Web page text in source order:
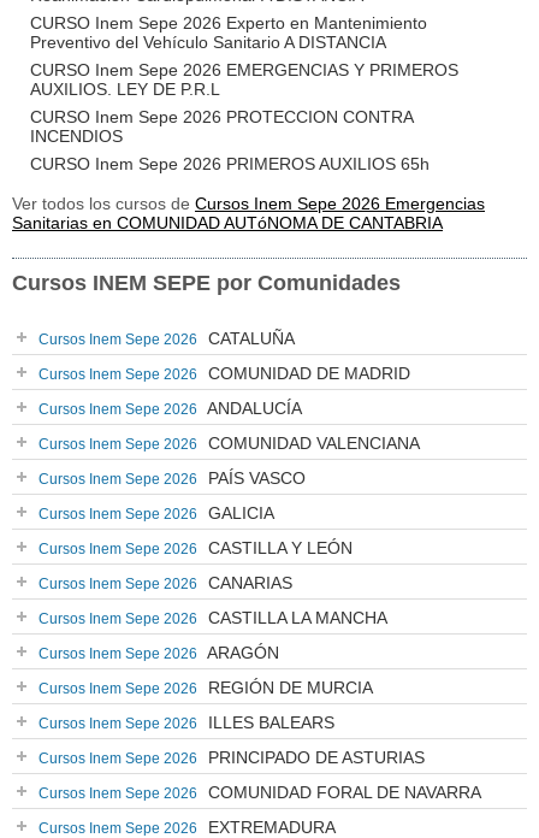
CURSO Inem Sepe 2026 Experto en Mantenimiento
Preventivo del Vehículo Sanitario A DISTANCIA
CURSO Inem Sepe 2026 EMERGENCIAS Y PRIMEROS
AUXILIOS. LEY DE P.R.L
CURSO Inem Sepe 2026 PROTECCION CONTRA
INCENDIOS
CURSO Inem Sepe 2026 PRIMEROS AUXILIOS 65h
Ver todos los cursos de Cursos Inem Sepe 2026 Emergencias
Sanitarias en COMUNIDAD AUTóNOMA DE CANTABRIA
Cursos INEM SEPE por Comunidades
Cursos Inem Sepe 2026 CATALUÑA
Cursos Inem Sepe 2026 COMUNIDAD DE MADRID
Cursos Inem Sepe 2026 ANDALUCÍA
Cursos Inem Sepe 2026 COMUNIDAD VALENCIANA
Cursos Inem Sepe 2026 PAÍS VASCO
Cursos Inem Sepe 2026 GALICIA
Cursos Inem Sepe 2026 CASTILLA Y LEÓN
Cursos Inem Sepe 2026 CANARIAS
Cursos Inem Sepe 2026 CASTILLA LA MANCHA
Cursos Inem Sepe 2026 ARAGÓN
Cursos Inem Sepe 2026 REGIÓN DE MURCIA
Cursos Inem Sepe 2026 ILLES BALEARS
Cursos Inem Sepe 2026 PRINCIPADO DE ASTURIAS
Cursos Inem Sepe 2026 COMUNIDAD FORAL DE NAVARRA
Cursos Inem Sepe 2026 EXTREMADURA